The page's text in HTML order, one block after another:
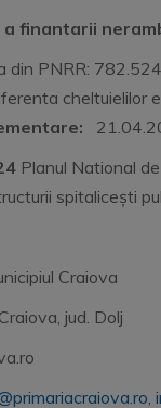
finantarii
din PNRR:
cheltuielilor
Planul National
spitalicești
Craiova
jud. Dolj
,